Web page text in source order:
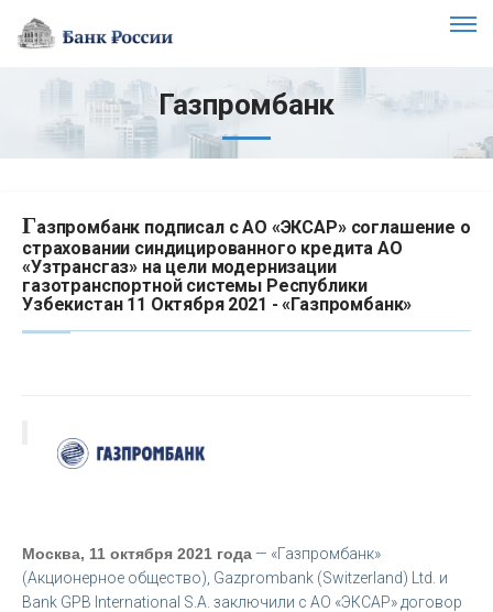
Газпромбанк
Газпромбанк подписал с АО «ЭКСАР» соглашение о
страховании синдицированного кредита АО
«Узтрансгаз» на цели модернизации
газотранспортной системы Республики
Узбекистан 11 Октября 2021 - «Газпромбанк»
Москва, 11 октября 2021 года — «Газпромбанк»
(Акционерное общество), Gazprombank (Switzerland) Ltd. и
Bank GPB International S.A. заключили с АО «ЭКСАР» договор